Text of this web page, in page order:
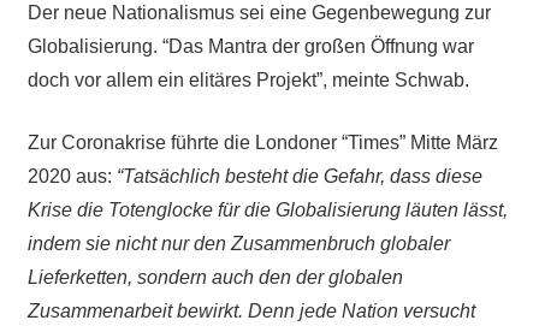
Der neue Nationalismus sei eine Gegenbewegung zur
Globalisierung. “Das Mantra der großen Öffnung war
doch vor allem ein elitäres Projekt”, meinte Schwab.
Zur Coronakrise führte die Londoner “Times” Mitte März
2020 aus: “Tatsächlich besteht die Gefahr, dass diese
Krise die Totenglocke für die Globalisierung läuten lässt,
indem sie nicht nur den Zusammenbruch globaler
Lieferketten, sondern auch den der globalen
Zusammenarbeit bewirkt. Denn jede Nation versucht